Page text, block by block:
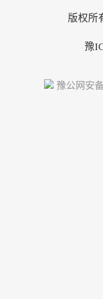
版权所
豫
豫公网安